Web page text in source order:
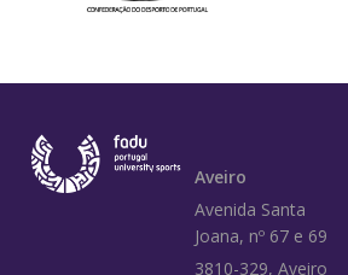
Aveiro
Avenida Santa
Joana, nº 67 e 69
3810-329, Aveiro